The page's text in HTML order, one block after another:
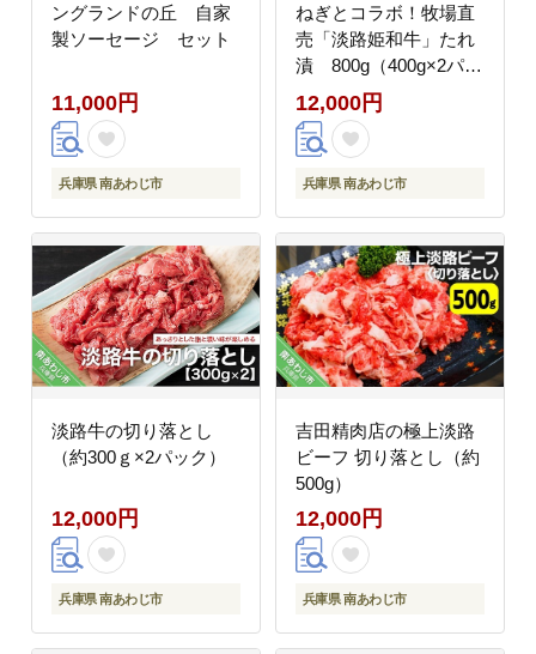
ングランドの丘 自家
製ソーセージ セット
11,000円
兵庫県 南あわじ市
ねぎとコラボ！牧場直
売「淡路姫和牛」たれ
漬 800g（400g×2パッ
ク）
12,000円
兵庫県 南あわじ市
淡路牛の切り落とし
（約300ｇ×2パック）
12,000円
兵庫県 南あわじ市
吉田精肉店の極上淡路
ビーフ 切り落とし（約
500g）
12,000円
兵庫県 南あわじ市